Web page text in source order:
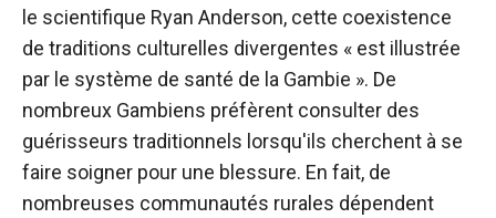
le scientifique Ryan Anderson, cette coexistence
de traditions culturelles divergentes « est illustrée
par le système de santé de la Gambie ». De
nombreux Gambiens préfèrent consulter des
guérisseurs traditionnels lorsqu'ils cherchent à se
faire soigner pour une blessure. En fait, de
nombreuses communautés rurales dépendent